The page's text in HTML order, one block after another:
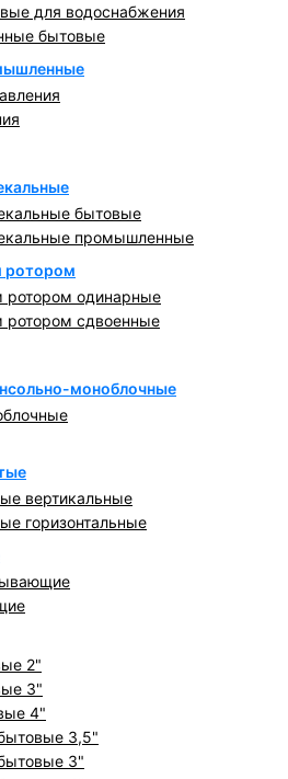
для водоснабжения
бытовые
бытовые
промышленные
ротором
ротором одинарные
ротором сдвоенные
моноблочные
вертикальные
горизонтальные
2"
3"
4"
3,5"
3"